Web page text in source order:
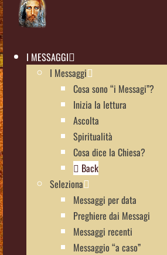
I MESSAGGI
I Messaggi
Cosa sono “i Messagi”?
Inizia la lettura
Ascolta
Spiritualità
Cosa dice la Chiesa?
Back
Seleziona
Messaggi per data
Preghiere dai Messagi
Messaggi recenti
Messaggio “a caso”